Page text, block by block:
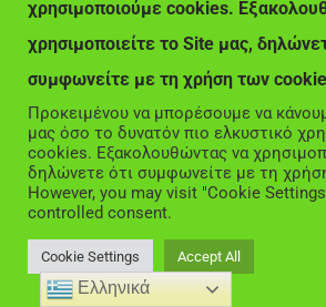
© Copyright 2020. Just Jeans Online. All
χρησιμοποιούμε cookies.
χρησιμοποιείτε το Site μας,
συμφωνείτε με τη χρήση των
Προκειμένου να μπορέσουμε να
μας όσο το δυνατόν πιο ελκυστικό
cookies. Εξακολουθώντας να
δηλώνετε ότι συμφωνείτε με τη
However, you may visit "Cookie
controlled consent.
Cookie Settings Accept All
Ελληνικά